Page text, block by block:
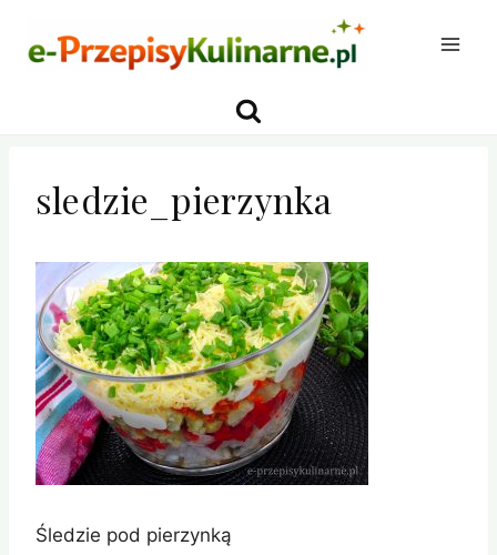
sledzie_pierzynka
Śledzie pod pierzynką